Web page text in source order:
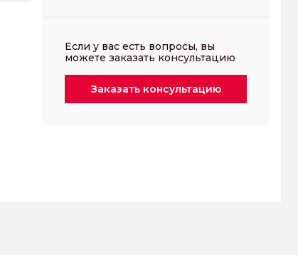
Если у вас есть вопросы, вы
можете заказать консультацию
Заказать консультацию